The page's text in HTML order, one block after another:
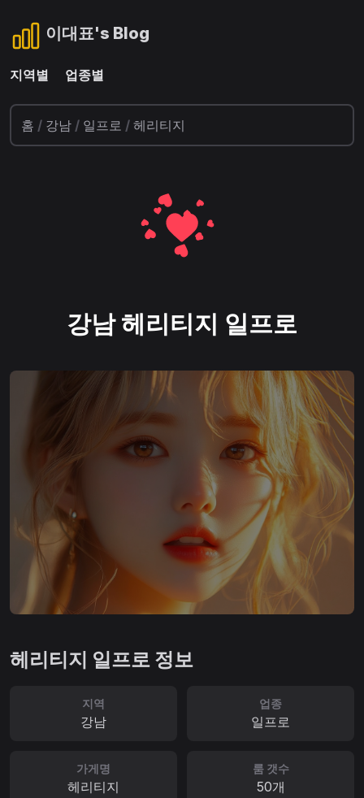
이대표's Blog
지역별 업종별
홈 / 강남 / 일프로 / 헤리티지
강남 헤리티지 일프로
헤리티지 일프로 정보
지역
강남
업종
일프로
가게명
헤리티지
룸 갯수
50개